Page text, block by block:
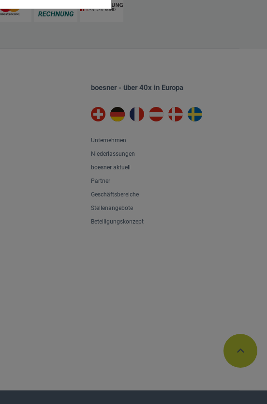
boesner - über 40x in Europa
Unternehmen
Niederlassungen
boesner aktuell
Partner
Geschäftsbereiche
Stellenangebote
Beteiligungskonzept